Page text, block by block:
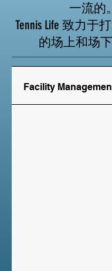
一流的。
Tennis Life 致力于
的场上和场下
Facility